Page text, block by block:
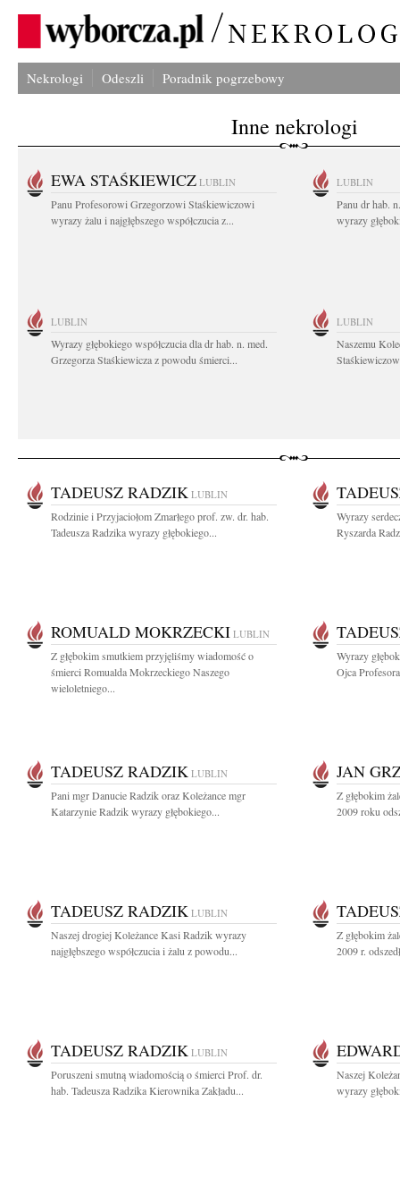
Nekrologi Odeszli Poradnik pogrzebowy
Inne nekrologi
EWA STAŚKIEWICZ LUBLIN
Panu Profesorowi Grzegorzowi Staśkiewiczowi
wyrazy żalu i najgłębszego współczucia z...
LUBLIN
Panu dr hab.
wyrazy
LUBLIN
Wyrazy głębokiego współczucia dla dr hab. n. med.
Grzegorza Staśkiewicza z powodu śmierci...
LUBLIN
Naszemu
TADEUSZ RADZIK LUBLIN
Rodzinie i Przyjaciołom Zmarłego prof. zw. dr. hab.
Tadeusza Radzika wyrazy głębokiego...
Wyrazy
Ryszarda
ROMUALD MOKRZECKI LUBLIN
Z głębokim smutkiem przyjęliśmy wiadomość o
śmierci Romualda Mokrzeckiego Naszego
wieloletniego...
Wyrazy
Ojca
TADEUSZ RADZIK LUBLIN
Pani mgr Danucie Radzik oraz Koleżance mgr
Katarzynie Radzik wyrazy głębokiego...
JAN
Z głębokim
2009 roku
TADEUSZ RADZIK LUBLIN
Naszej drogiej Koleżance Kasi Radzik wyrazy
najgłębszego współczucia i żalu z powodu...
Z głębokim
2009 r.
TADEUSZ RADZIK LUBLIN
Poruszeni smutną wiadomością o śmierci Prof. dr.
hab. Tadeusza Radzika Kierownika Zakładu...
Naszej
wyrazy